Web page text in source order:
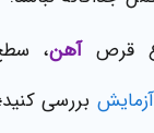
قرصآهن،
آزمایش بررسی